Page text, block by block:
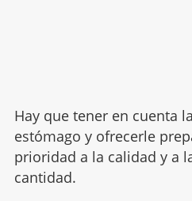
Hay que tener en cuenta
estómago y ofrecerle
prioridad a la calidad y a
cantidad.